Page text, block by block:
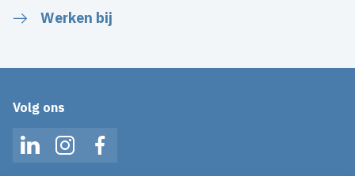
Werken bij
Volg ons
LinkedInInstagramFacebook